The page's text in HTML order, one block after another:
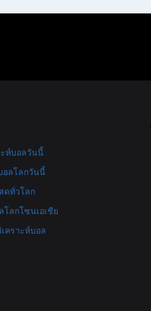
ะห์บอลวันนี้
อลโลกวันนี้
ดทั่วโลก
โลกโซนเอเชีย
คราะห์บอล